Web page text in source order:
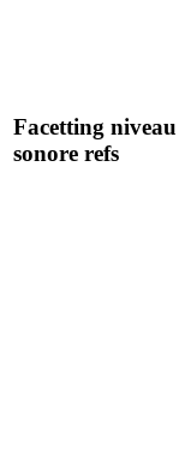
Facetting niveau
sonore refs